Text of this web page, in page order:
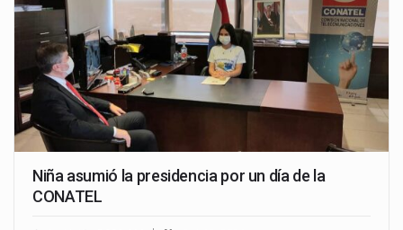
Niña asumió la presidencia por un día de la
CONATEL